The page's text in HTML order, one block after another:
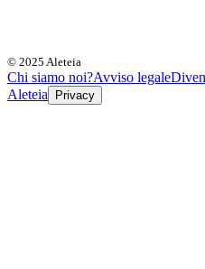
© 2025 Aleteia
Chi siamo noi?Avviso legale
Aleteia
Privacy